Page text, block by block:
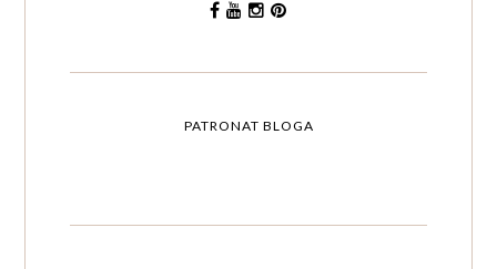
PATRONAT BLOGA